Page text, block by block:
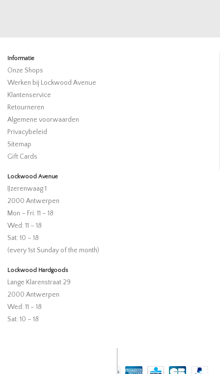
Informatie
Onze Shops
Werken bij Lockwood Avenue
Klantenservice
Retourneren
Algemene voorwaarden
Privacybeleid
Sitemap
Gift Cards
Lockwood Avenue
IJzerenwaag 1
2000 Antwerpen
Mon – Fri: 11 – 18
Wed: 11 – 18
Sat: 10 – 18
(every 1st Sunday of the month)
Lockwood Hardgoods
Lange Klarenstraat 29
2000 Antwerpen
Wed: 11 – 18
Sat: 10 – 18